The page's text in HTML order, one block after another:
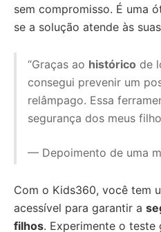
sem compromisso. É uma
se a solução atende às
“Graças ao histórico de
consegui prevenir um
relâmpago. Essa
segurança dos meus
— Depoimento de uma
Com o Kids360, você tem
acessível para garantir a
filhos. Experimente o